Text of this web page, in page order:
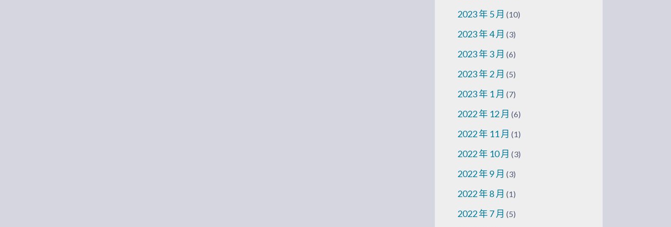
2023 年 5 月 (10)
2023 年 4 月 (3)
2023 年 3 月 (6)
2023 年 2 月 (5)
2023 年 1 月 (7)
2022 年 12 月 (6)
2022 年 11 月 (1)
2022 年 10 月 (3)
2022 年 9 月 (3)
2022 年 8 月 (1)
2022 年 7 月 (5)